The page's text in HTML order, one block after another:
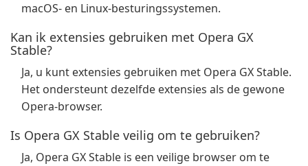
macOS- en Linux-besturingssystemen.
Kan ik extensies gebruiken met Opera GX
Stable?
Ja, u kunt extensies gebruiken met Opera GX Stable.
Het ondersteunt dezelfde extensies als de gewone
Opera-browser.
Is Opera GX Stable veilig om te gebruiken?
Ja, Opera GX Stable is een veilige browser om te